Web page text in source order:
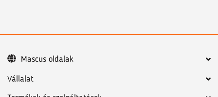
Vállalat
Mascus oldalak